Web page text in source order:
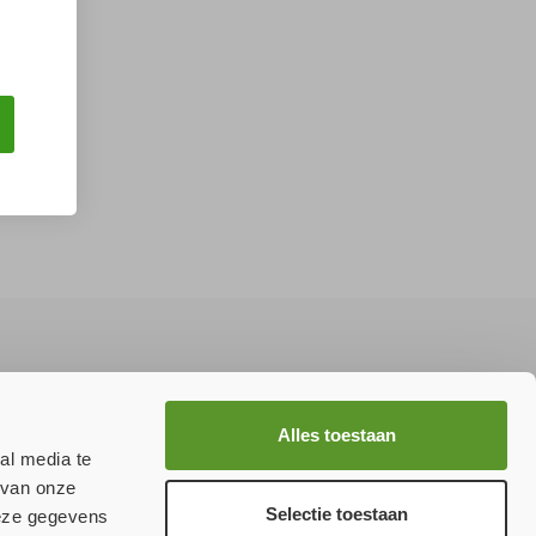
media te
onze
gegevens
Alles toestaan
Selectie toestaan
Aanmelden